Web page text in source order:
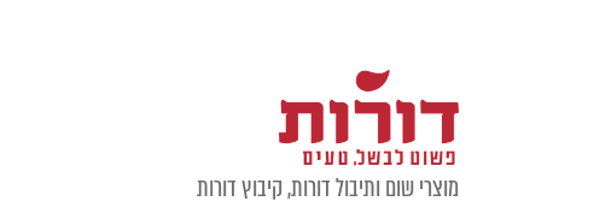
מוצרי שום ותיבול דורות, קיבוץ דורות